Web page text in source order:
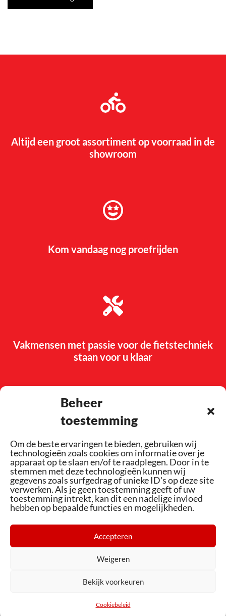
Beheer
toestemming
Om de beste ervaringen te bieden, gebruiken wij
technologieën zoals cookies om informatie over je
apparaat op te slaan en/of te raadplegen. Door in te
stemmen met deze technologieën kunnen wij
gegevens zoals surfgedrag of unieke ID's op deze site
verwerken. Als je geen toestemming geeft of uw
toestemming intrekt, kan dit een nadelige invloed
hebben op bepaalde functies en mogelijkheden.
Accepteren
Weigeren
Bekijk voorkeuren
Cookiebeleid
Altijd een groot assortiment op voorraad in de
showroom
Kom vandaag nog proefrijden
Vakmensen met passie voor de fietstechniek
staan voor u klaar
Altijd up-to-date kennis waarmee we u graag
adviseren op het gebied van fietsen en e-bikes
© Boere Fietsplezier